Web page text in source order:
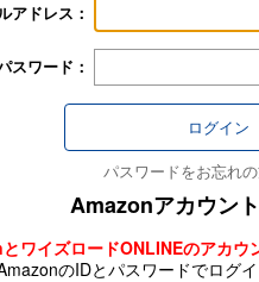
アドレス：
スワード：
パスワードをお忘れ
Amazonアカウン
ワイズロードONLINEのアカウ
のIDとパスワードでログ